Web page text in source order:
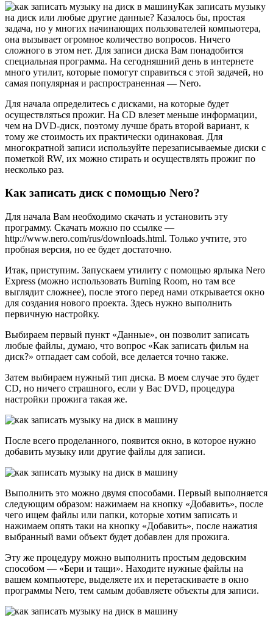
Как записать музыку
на диск или любые другие данные? Казалось бы, простая
задача, но у многих начинающих пользователей компьютера,
она вызывает огромное количество вопросов. Ничего
сложного в этом нет. Для записи диска Вам понадобится
специальная программа. На сегодняшний день в интернете
много утилит, которые помогут справиться с этой задачей, но
самая популярная и распространенная — Nero.
Для начала определитесь с дисками, на которые будет
осуществляться прожиг. На CD влезет меньше информации,
чем на DVD-диск, поэтому лучше брать второй вариант, к
тому же стоимость их практически одинаковая. Для
многократной записи используйте перезаписываемые диски с
пометкой RW, их можно стирать и осуществлять прожиг по
несколько раз.
Как записать диск с помощью Nero?
Для начала Вам необходимо скачать и установить эту
программу. Скачать можно по ссылке —
http://www.nero.com/rus/downloads.html. Только учтите, это
пробная версия, но ее будет достаточно.
Итак, приступим. Запускаем утилиту с помощью ярлыка Nero
Express (можно использовать Burning Room, но там все
выглядит сложнее), после этого перед нами открывается окно
для создания нового проекта. Здесь нужно выполнить
первичную настройку.
Выбираем первый пункт «Данные», он позволит записать
любые файлы, думаю, что вопрос «Как записать фильм на
диск?» отпадает сам собой, все делается точно также.
Затем выбираем нужный тип диска. В моем случае это будет
CD, но ничего страшного, если у Вас DVD, процедура
настройки прожига такая же.
После всего проделанного, появится окно, в которое нужно
добавить музыку или другие файлы для записи.
Выполнить это можно двумя способами. Первый выполняется
следующим образом: нажимаем на кнопку «Добавить», после
чего ищем файлы или папки, которые хотим записать и
нажимаем опять таки на кнопку «Добавить», после нажатия
выбранный вами объект будет добавлен для прожига.
Эту же процедуру можно выполнить простым дедовским
способом — «Бери и тащи». Находите нужные файлы на
вашем компьютере, выделяете их и перетаскиваете в окно
программы Nero, тем самым добавляете объекты для записи.